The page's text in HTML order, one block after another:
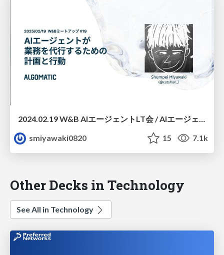
2024.02.19 W&B AIエージェントLT会 / AIエージェントが業務を代行するための計画と実行 / Algomatic 宮脇
smiyawaki0820
15 7.1k
Other Decks in Technology
See All in Technology